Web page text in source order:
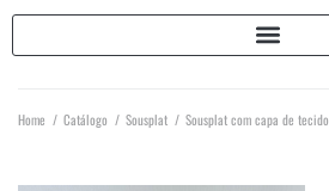
Home / Catálogo / Sousplat / Sousplat com capa de tecido